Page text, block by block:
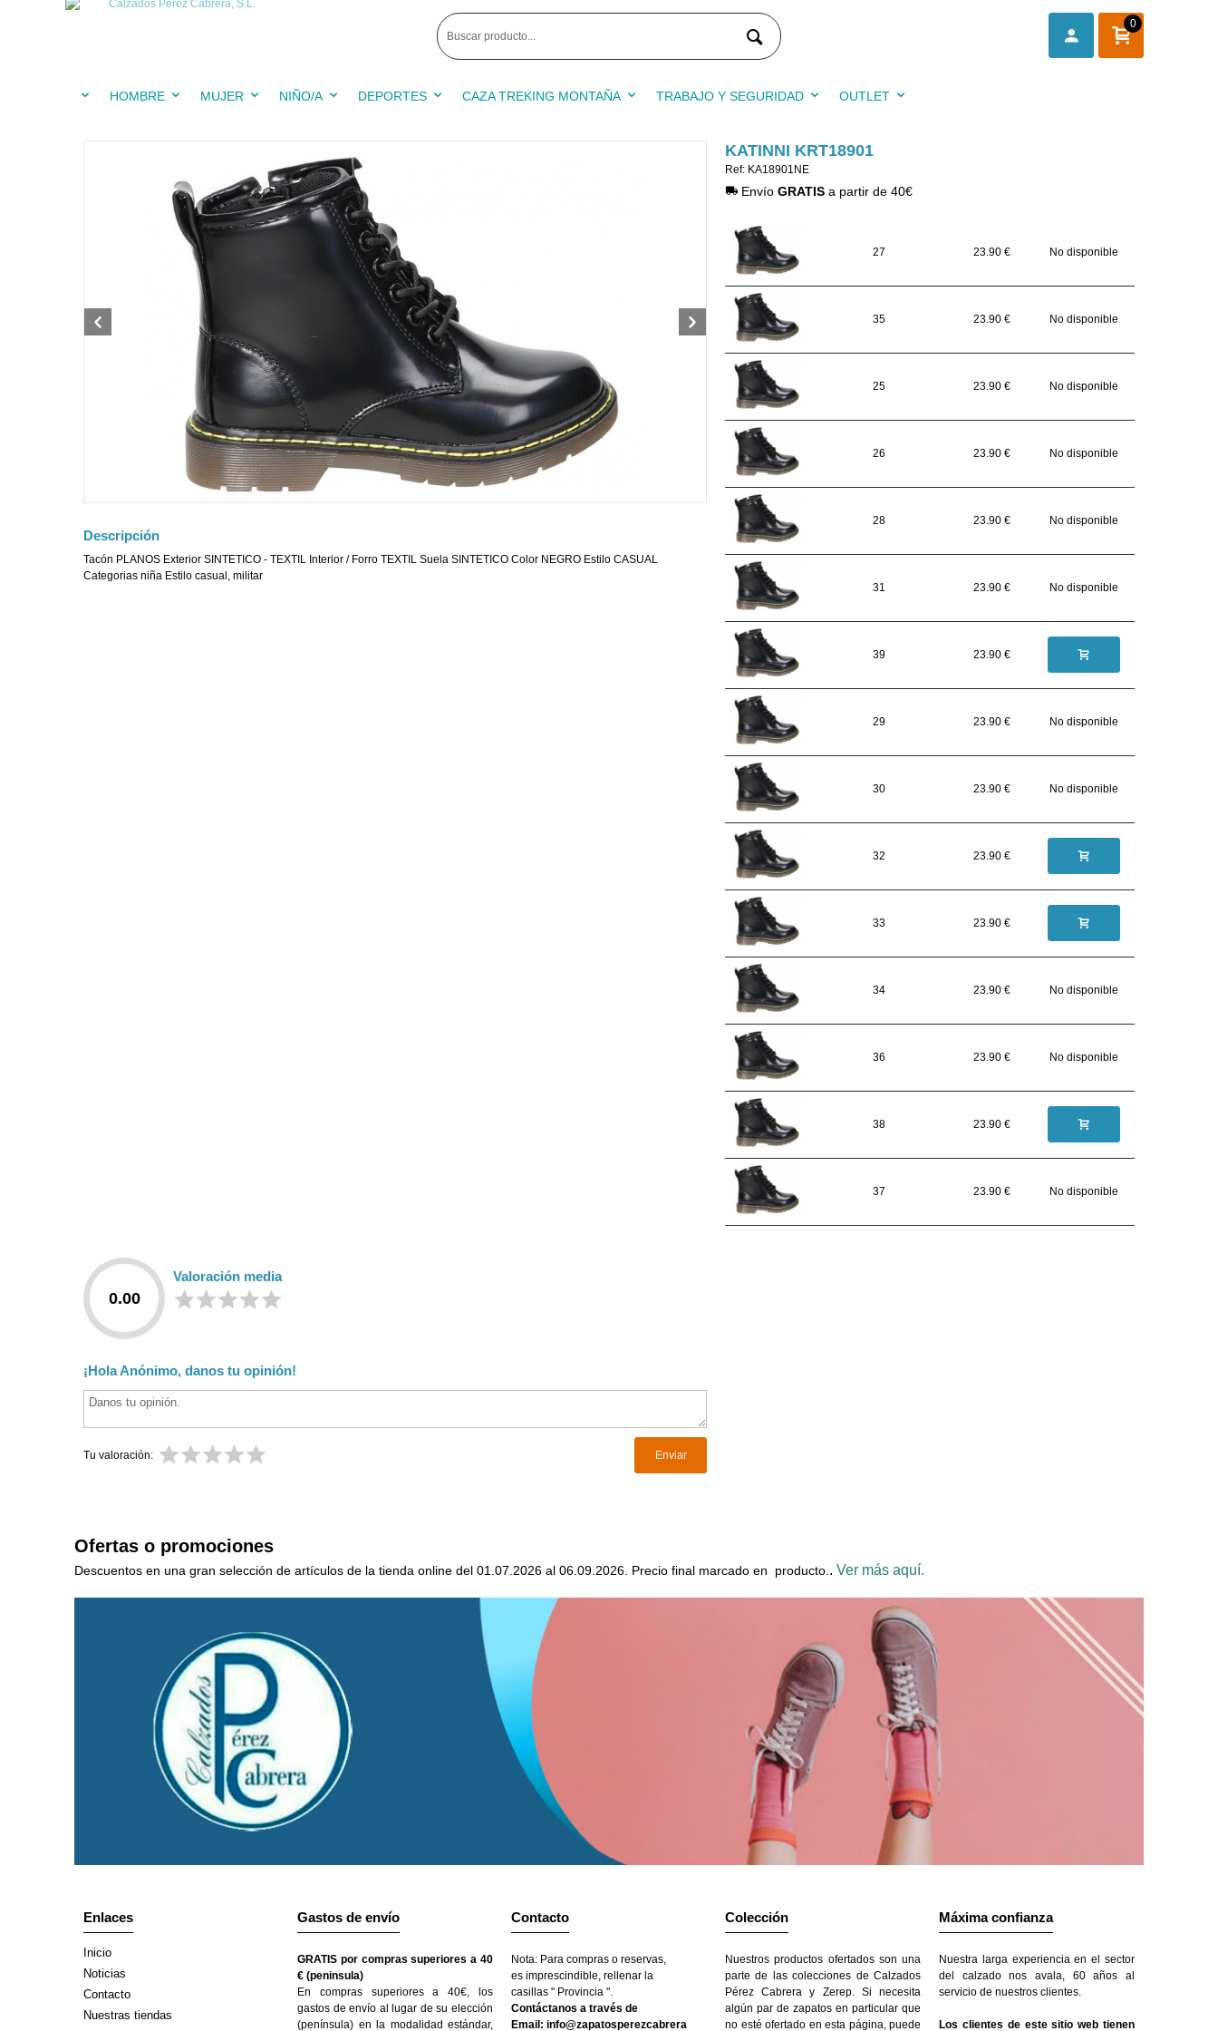
0
HOMBRE MUJER NIÑO/A DEPORTES CAZA TREKING MONTAÑA TRABAJO Y SEGURIDAD OUTLET
Descripción
Tacón PLANOS Exterior SINTETICO - TEXTIL Interior / Forro TEXTIL Suela SINTETICO Color NEGRO Estilo CASUAL
Categorias niña Estilo casual, militar
KATINNI KRT18901
Ref: KA18901NE
Envío GRATIS a partir de 40€
27 23.90 € No disponible
35 23.90 € No disponible
25 23.90 € No disponible
26 23.90 € No disponible
28 23.90 € No disponible
31 23.90 € No disponible
39 23.90 €
29 23.90 € No disponible
30 23.90 € No disponible
32 23.90 €
33 23.90 €
34 23.90 € No disponible
36 23.90 € No disponible
38 23.90 €
37 23.90 € No disponible
0.00
Valoración media
¡Hola Anónimo, danos tu opinión!
Tu valoración:
Ofertas o promociones
Descuentos en una gran selección de artículos de la tienda online del 01.07.2026 al 06.09.2026. Precio final marcado en producto. . Ver más aquí.
Enlaces
Inicio
Noticias
Contacto
Nuestras tiendas
Gastos de envío
GRATIS por compras superiores a 40
€ (peninsula)
En compras superiores a 40€, los
gastos de envío al lugar de su elección
(península) en la modalidad estándar,
Contacto
Nota: Para compras o reservas,
es imprescindible, rellenar la
casillas " Provincia ".
Contáctanos a través de
Email: info@zapatosperezcabrera
Colección
Nuestros productos ofertados son una
parte de las colecciones de Calzados
Pérez Cabrera y Zerep. Si necesita
algún par de zapatos en particular que
no esté ofertado en esta página, puede
Máxima confianza
Nuestra larga experiencia en el sector
del calzado nos avala, 60 años al
servicio de nuestros clientes.
Los clientes de este sitio web tienen